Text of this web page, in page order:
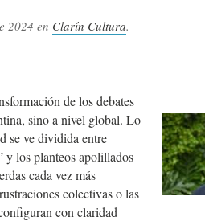
2024 en Clarín Cultura.
de los debates
sino a nivel global. Lo
se ve dividida entre
y los planteos apolillados
cada vez más
colectivas o las
con claridad